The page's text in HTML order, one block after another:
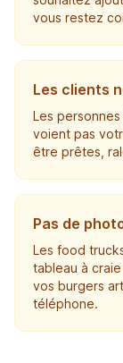
vous restez
Les clients
Les
voient pas
être prêtes,
Pas de
Les food
tableau à
vos burgers
téléphone.